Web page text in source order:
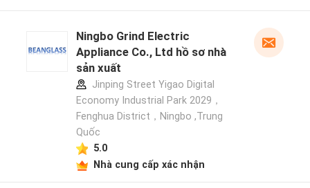
Ningbo Grind Electric
Appliance Co., Ltd hồ sơ nhà
sản xuất
Jinping Street Yigao Digital
Economy Industrial Park 2029，
Fenghua District，Ningbo ,Trung
Quốc
5.0
Nhà cung cấp xác nhận